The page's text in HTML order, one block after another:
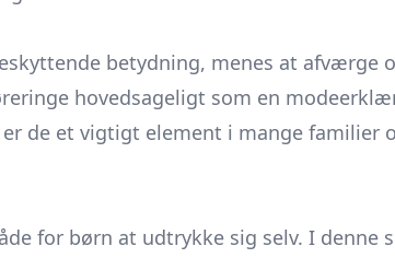
betydning, menes at afværge
hovedsageligt som en
de et vigtigt element i mange familier
for børn at udtrykke sig selv. I denne